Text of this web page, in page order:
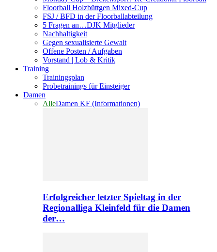
Floorball Holzbüttgen Mixed-Cup
FSJ / BFD in der Floorballabteilung
5 Fragen an…DJK Mitglieder
Nachhaltigkeit
Gegen sexualisierte Gewalt
Offene Posten / Aufgaben
Vorstand | Lob & Kritik
Training
Trainingsplan
Probetrainings für Einsteiger
Damen
AlleDamen KF (Informationen)
Erfolgreicher letzter Spieltag in der
Regionalliga Kleinfeld für die Damen
der…